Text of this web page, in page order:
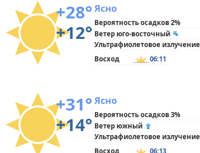
+28°
+12°
Ясно
Вероятность осадков 2%
Ветер юго-восточный
Ультрафиолетовое излучение
Восход
06:11
+31°
+14°
Ясно
Вероятность осадков 3%
Ветер южный
Ультрафиолетовое излучение
Восход
06:13